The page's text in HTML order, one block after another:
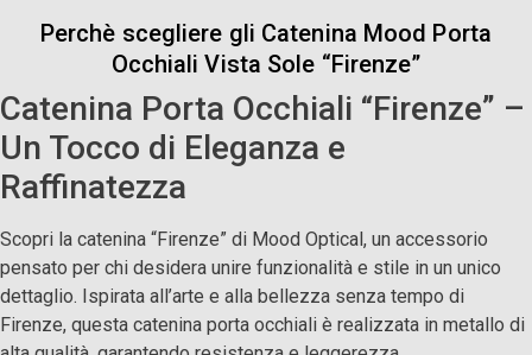
Perchè scegliere gli Catenina Mood Porta
Occhiali Vista Sole “Firenze”
Catenina Porta Occhiali “Firenze” –
Un Tocco di Eleganza e
Raffinatezza
Scopri la catenina “Firenze” di Mood Optical, un accessorio
pensato per chi desidera unire funzionalità e stile in un unico
dettaglio. Ispirata all’arte e alla bellezza senza tempo di
Firenze, questa catenina porta occhiali è realizzata in metallo di